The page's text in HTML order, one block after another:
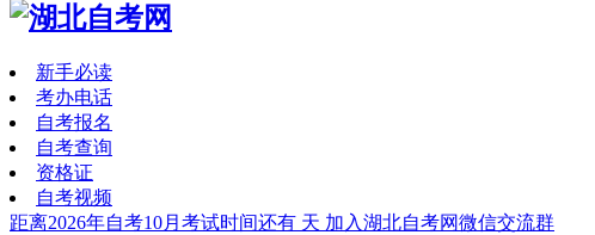
新手必读
考办电话
自考报名
自考查询
资格证
自考视频
距离2026年自考10月考试时间还有 天 加入湖北自考网微信交流群